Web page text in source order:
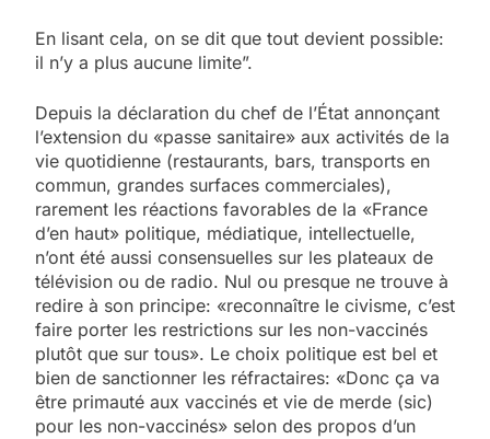
En lisant cela, on se dit que tout devient possible:
il n’y a plus aucune limite”.
Depuis la déclaration du chef de l’État annonçant
l’extension du «passe sanitaire» aux activités de la
vie quotidienne (restaurants, bars, transports en
commun, grandes surfaces commerciales),
rarement les réactions favorables de la «France
d’en haut» politique, médiatique, intellectuelle,
n’ont été aussi consensuelles sur les plateaux de
télévision ou de radio. Nul ou presque ne trouve à
redire à son principe: «reconnaître le civisme, c’est
faire porter les restrictions sur les non-vaccinés
plutôt que sur tous». Le choix politique est bel et
bien de sanctionner les réfractaires: «Donc ça va
être primauté aux vaccinés et vie de merde (sic)
pour les non-vaccinés» selon des propos d’un